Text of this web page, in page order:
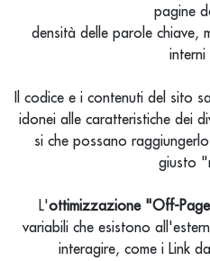
pagine
densità delle parole chiave,
interni
Il codice e i contenuti del sito
idonei alle caratteristiche dei
si che possano
giusto
L'ottimizzazione "Off-
variabili che esistono
interagire, come i Link